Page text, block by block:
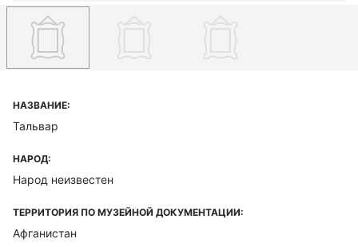
НАЗВАНИЕ:
Тальвар
НАРОД:
Народ неизвестен
ТЕРРИТОРИЯ ПО МУЗЕЙНОЙ ДОКУМЕНТАЦИИ:
Афганистан